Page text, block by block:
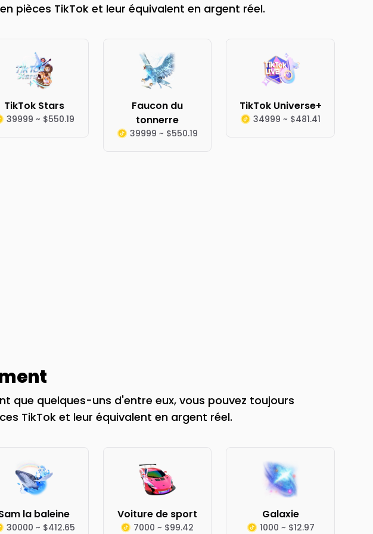
pièces TikTok et leur équivalent en argent réel.
TikTok Stars
39999 ~ $550.19
Faucon du
tonnerre
39999 ~ $550.19
TikTok Universe+
34999 ~ $481.41
que quelques-uns d'entre eux, vous pouvez toujours
TikTok et leur équivalent en argent réel.
la baleine
30000 ~ $412.65
Voiture de sport
7000 ~ $99.42
Galaxie
1000 ~ $12.97